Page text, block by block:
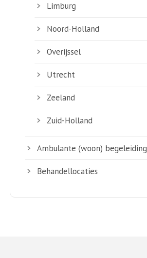
Limburg
Noord-Holland
Overijssel
Utrecht
Zeeland
Zuid-Holland
Ambulante (woon) begeleiding
Behandellocaties